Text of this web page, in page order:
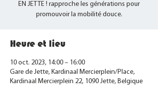
EN JETTE ! rapproche les générations pour
promouvoir la mobilité douce.
Heure et lieu
10 oct. 2023, 14:00 – 16:00
Gare de Jette, Kardinaal Mercierplein/Place,
Kardinaal Mercierplein 22, 1090 Jette, Belgique